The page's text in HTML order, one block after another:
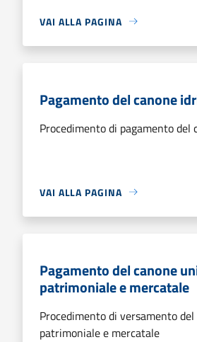
VAI ALLA PAGINA
Pagamento del canone
Procedimento di pagamento del
VAI ALLA PAGINA
Pagamento del canone
patrimoniale e mercatale
Procedimento di versamento
patrimoniale e mercatale